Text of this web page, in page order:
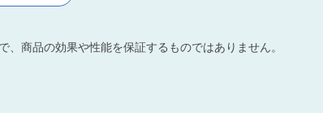
商品の効果や性能を保証するものではありません。